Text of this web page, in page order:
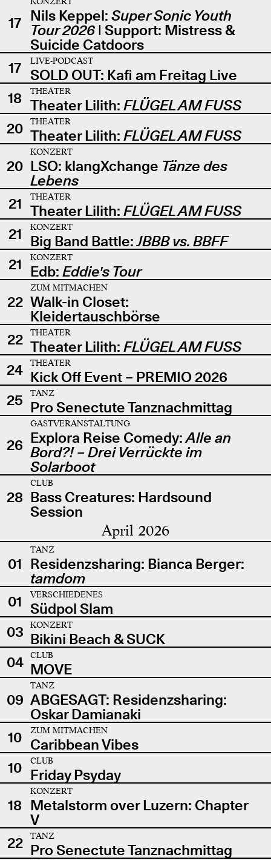
17 Nils Keppel: Super Sonic Youth
Tour 2026| Support: Mistress &
Suicide Catdoors
17
LIVE-PODCAST
SOLD OUT: Kafi am Freitag Live
18
THEATER
Theater Lilith: FLÜGEL AM FUSS
20
THEATER
Theater Lilith: FLÜGEL AM FUSS
20
KONZERT
LSO: klangXchange Tänze des
Lebens
21
THEATER
Theater Lilith: FLÜGEL AM FUSS
21
KONZERT
Big Band Battle:JBBB vs. BBFF
21
KONZERT
Edb: Eddie's Tour
22
ZUM MITMACHEN
Walk-in Closet:
Kleidertauschbörse
22
THEATER
Theater Lilith: FLÜGEL AM FUSS
24
THEATER
Kick Off Event – PREMIO 2026
25
TANZ
Pro Senectute Tanznachmittag
26
GASTVERANSTALTUNG
Explora Reise Comedy:Alle an
Bord?! – Drei Verrückte im
Solarboot
28
CLUB
Bass Creatures: Hardsound
Session
April 2026
01
TANZ
Residenzsharing: Bianca Berger:
tamdom
01
VERSCHIEDENES
Südpol Slam
03
KONZERT
Bikini Beach & SUCK
04
CLUB
MOVE
09
TANZ
ABGESAGT: Residenzsharing:
Oskar Damianaki
10
ZUM MITMACHEN
Caribbean Vibes
10
CLUB
Friday Psyday
18
KONZERT
Metalstorm over Luzern: Chapter
V
22
TANZ
Pro Senectute Tanznachmittag